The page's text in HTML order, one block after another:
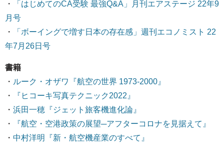
・
「はじめてのCA受験 最強Q&A」月刊エアステージ 22年9
月号
・
「ボーイングで増す日本の存在感」週刊エコノミスト 22
年7月26日号
書籍
・ ルーク・オザワ『航空の世界 1973-2000』
・
『ヒコーキ写真テクニック2022』
・ 浜田一穂『ジェット旅客機進化論』
・
『航空・空港政策の展望─アフターコロナを見据えて』
・ 中村洋明『新・航空機産業のすべて』